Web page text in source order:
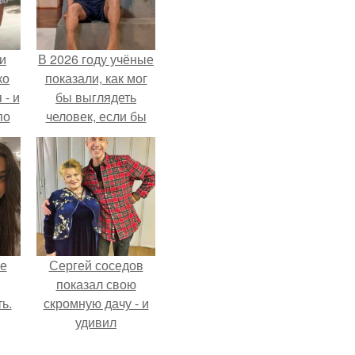
- и
В 2026 году учёные
показали, как мог
бы выглядеть
человек, если бы
его тело
эволюционировало
специально для
выживания в
автокатастpoфах.
Сергей соседов
показал свою
скромную дачу - и
удивил